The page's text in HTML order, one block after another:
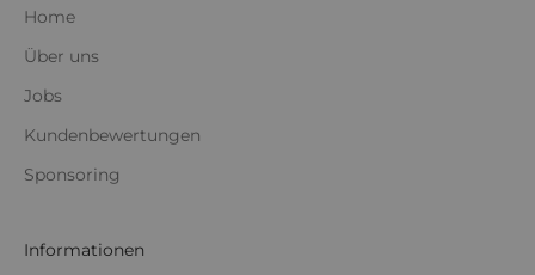
Home
Über uns
Jobs
Kundenbewertungen
Sponsoring
Informationen